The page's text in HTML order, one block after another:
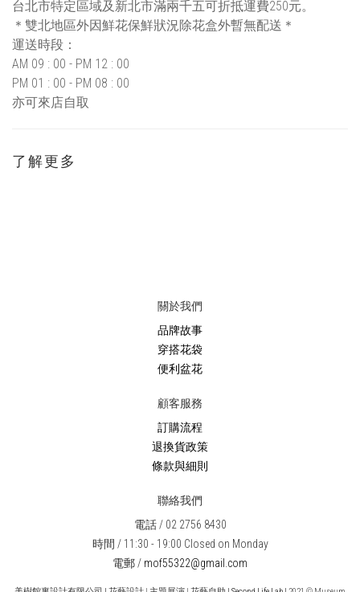
台北市特定區域及新北市滿兩千五可折抵運費250元。
＊雙北地區外因鮮花保鮮狀況除花盒外暫無配送＊
運送時段：
AM 09 : 00 - PM 12 : 00
PM 01 : 00 - PM 08 : 00
亦可來店自取
了解更多
關於我們
品牌故事
穿搭花袋
便利盆花
顧客服務
訂購流程
退換貨政策
條款與細則
聯絡我們
電話 / 02 2756 8430
時間 / 11:30 - 19:00 Closed on Monday
電郵 / mof55322@gmail.com